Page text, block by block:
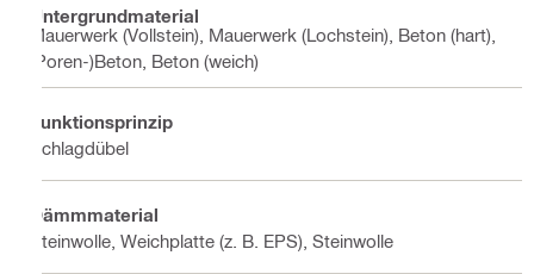
Untergrundmaterial
Mauerwerk (Vollstein), Mauerwerk (Lochstein), Beton (hart),
(Poren-)Beton, Beton (weich)
Funktionsprinzip
Schlagdübel
Dämmmaterial
Steinwolle, Weichplatte (z. B. EPS), Steinwolle